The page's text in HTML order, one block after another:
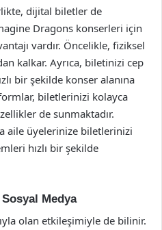
dijital biletler de
Dragons konserleri için
vardır. Öncelikle, fiziksel
kalkar. Ayrıca, biletinizi cep
bir şekilde konser alanına
biletlerinizi kolayca
de sunmaktadır.
aile üyelerinize biletlerinizi
hızlı bir şekilde
Medya
olan etkileşimiyle de bilinir.